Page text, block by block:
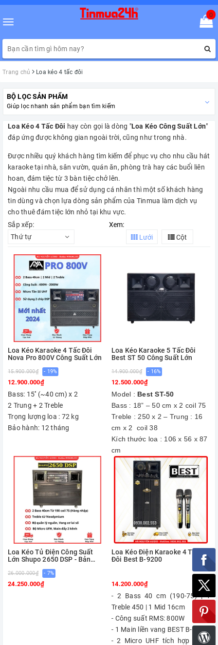
Toggle
0
Trang chủ Loa kéo 4 tấc đôi
BỘ LỌC SẢN PHẨM
Giúp lọc nhanh sản phẩm bạn tìm kiếm
Loa Kéo 4 Tấc Đôi hay còn gọi là dòng "Loa Kéo Công Suất Lớn"
đáp ứng được không gian ngoài trời, cũng như trong nhà.
Được nhiều quý khách hàng tìm kiếm để phục vụ cho nhu cầu hát
karaoke tại nhà, sân vườn, quán ăn, phòng trà hay các buổi liên
hoan, đám tiệc từ 3 bàn tiệc chở lên.
Ngoài nhu cầu mua để sử dụng cá nhân thì một số khách hàng
tin dùng và chọn lựa dòng sản phẩm của Tinmua làm dịch vụ
cho thuê đám tiệc lớn nhỏ tại khu vực.
Sắp xếp:
Thứ tự
Xem:
Lưới
Cột
Loa Kéo Karaoke 4 Tấc Đôi
Nova Pro 800V Công Suất Lớn
15.900.000₫ - 19%
12.900.000₫
Bass: 15'' (~40 cm) x 2
2 Trung + 2 Treble
Trọng lượng loa : 72 kg
Bảo hành: 12 tháng
Loa Kéo Karaoke 5 Tấc Đôi
Best ST 50 Công Suất Lớn
14.900.000₫ - 16%
12.500.000₫
Model : Best ST-50
Bass : 18” – 50 cm x 2 coil 75
Treble : 250 x 2 – Trung : 16
cm x 2 coil 38
Kích thước loa : 106 x 56 x 87
cm
Loa Kéo Tủ Điện Công Suất
Lớn Shupo 2650 DSP - Bản
26.000.000₫ - 7%
24.250.000₫
Loa Kéo Điện Karaoke 4 Tấc
Đôi Best B-9200
14.200.000₫
- 2 Bass 40 cm (190-75) | 1
Treble 450 | 1 Mid 16cm
- Công suất RMS: 800W
- 1 Main liền vang BEST B-9200
- 2 Micro UHF tích hợp trong